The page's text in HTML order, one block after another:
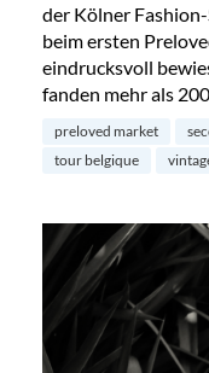
der Kölner
beim ersten
eindrucksvoll
fanden mehr als
preloved market
tour belgique